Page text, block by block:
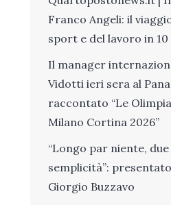
Franco Angeli: il
sport e del lavoro in
Il manager
Vidotti ieri sera al
raccontato “Le
Milano Cortina 2026”
“Longo par niente,
semplicità”:
Giorgio Buzzavo